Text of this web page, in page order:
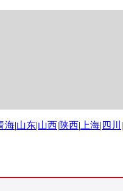
海|山东|山西|陕西| 上海| 四川 |